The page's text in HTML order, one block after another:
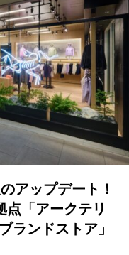
アップデート！
点「アークテリ
ランドストア」